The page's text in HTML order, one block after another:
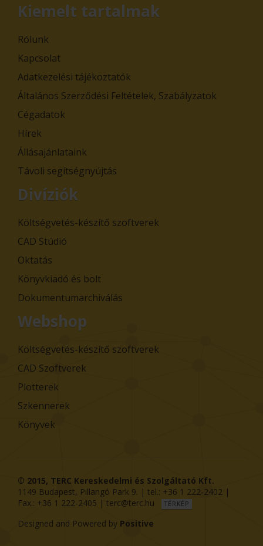
Kiemelt tartalmak
Rólunk
Kapcsolat
Adatkezelési tájékoztatók
Általános Szerződési Feltételek, Szabályzatok
Cégadatok
Hírek
Állásajánlataink
Távoli segítségnyújtás
Divíziók
Költségvetés-készítő szoftverek
CAD Stúdió
Oktatás
Könyvkiadó és bolt
Dokumentumarchiválás
Webshop
Költségvetés-készítő szoftverek
CAD Szoftverek
Plotterek
Szkennerek
Könyvek
© 2015, TERC Kereskedelmi és Szolgáltató Kft.
1149 Budapest, Pillangó Park 9. | tel.: +36 1 222-2402 |
Fax.: +36 1 222-2405 | terc@terc.hu TÉRKÉP
Designed and Powered by Positive